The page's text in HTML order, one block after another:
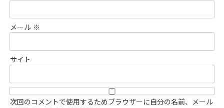
メール ※
サイト
次回のコメントで使用するためブラウザーに自分の名前、メール